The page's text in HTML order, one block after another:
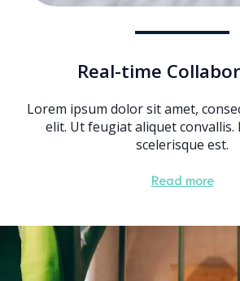
Real-time
Lorem ipsum dolor sit amet,
elit. Ut feugiat aliquet
scelerisque est.
Read more